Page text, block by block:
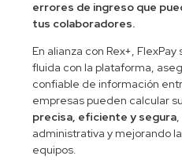
errores de ingreso que
tus colaboradores.
En alianza con Rex+,
fluida con la plataforma,
confiable de información
empresas pueden calcular
precisa, eficiente y segura
administrativa y mejorando
equipos.